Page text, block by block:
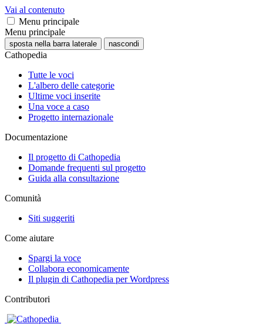
Vai al contenuto
Menu principale
Menu principale
sposta nella barra laterale nascondi
Cathopedia
Tutte le voci
L'albero delle categorie
Ultime voci inserite
Una voce a caso
Progetto internazionale
Documentazione
Il progetto di Cathopedia
Domande frequenti sul progetto
Guida alla consultazione
Comunità
Siti suggeriti
Come aiutare
Spargi la voce
Collabora economicamente
Il plugin di Cathopedia per Wordpress
Contributori